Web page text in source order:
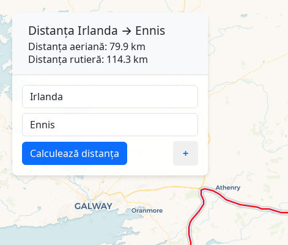
Distanța Irlanda → Ennis
Distanța aeriană: 79.9 km
Distanța rutieră: 114.3 km
Calculează distanța +